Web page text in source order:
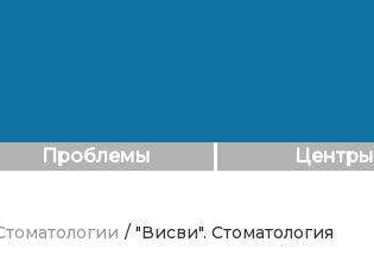
Проблемы Центры
/ "Висви". Стоматология